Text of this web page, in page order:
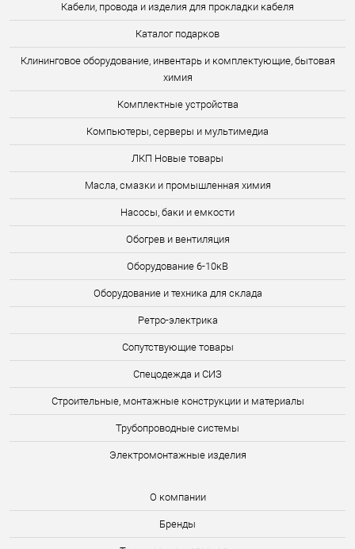
Кабели, провода и изделия для прокладки кабеля
Каталог подарков
Клининговое оборудование, инвентарь и комплектующие, бытовая
химия
Комплектные устройства
Компьютеры, серверы и мультимедиа
ЛКП Новые товары
Масла, смазки и промышленная химия
Насосы, баки и емкости
Обогрев и вентиляция
Оборудование 6-10кВ
Оборудование и техника для склада
Ретро-электрика
Сопутствующие товары
Спецодежда и СИЗ
Строительные, монтажные конструкции и материалы
Трубопроводные системы
Электромонтажные изделия
О компании
Бренды